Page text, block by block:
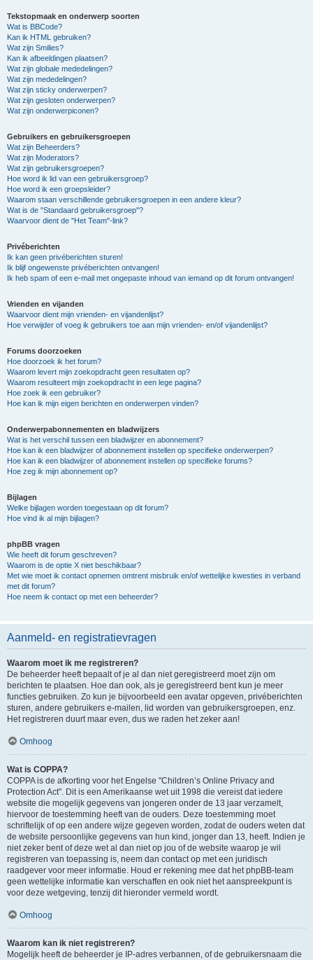
Tekstopmaak en onderwerp soorten
Wat is BBCode?
Kan ik HTML gebruiken?
Wat zijn Smilies?
Kan ik afbeeldingen plaatsen?
Wat zijn globale mededelingen?
Wat zijn mededelingen?
Wat zijn sticky onderwerpen?
Wat zijn gesloten onderwerpen?
Wat zijn onderwerpiconen?
Gebruikers en gebruikersgroepen
Wat zijn Beheerders?
Wat zijn Moderators?
Wat zijn gebruikersgroepen?
Hoe word ik lid van een gebruikersgroep?
Hoe word ik een groepsleider?
Waarom staan verschillende gebruikersgroepen in een andere kleur?
Wat is de "Standaard gebruikersgroep"?
Waarvoor dient de "Het Team"-link?
Privéberichten
Ik kan geen privéberichten sturen!
Ik blijf ongewenste privéberichten ontvangen!
Ik heb spam of een e-mail met ongepaste inhoud van iemand op dit forum ontvangen!
Vrienden en vijanden
Waarvoor dient mijn vrienden- en vijandenlijst?
Hoe verwijder of voeg ik gebruikers toe aan mijn vrienden- en/of vijandenlijst?
Forums doorzoeken
Hoe doorzoek ik het forum?
Waarom levert mijn zoekopdracht geen resultaten op?
Waarom resulteert mijn zoekopdracht in een lege pagina?
Hoe zoek ik een gebruiker?
Hoe kan ik mijn eigen berichten en onderwerpen vinden?
Onderwerpabonnementen en bladwijzers
Wat is het verschil tussen een bladwijzer en abonnement?
Hoe kan ik een bladwijzer of abonnement instellen op specifieke onderwerpen?
Hoe kan ik een bladwijzer of abonnement instellen op specifieke forums?
Hoe zeg ik mijn abonnement op?
Bijlagen
Welke bijlagen worden toegestaan op dit forum?
Hoe vind ik al mijn bijlagen?
phpBB vragen
Wie heeft dit forum geschreven?
Waarom is de optie X niet beschikbaar?
Met wie moet ik contact opnemen omtrent misbruik en/of wettelijke kwesties in verband
met dit forum?
Hoe neem ik contact op met een beheerder?
Aanmeld- en registratievragen
Waarom moet ik me registreren?
De beheerder heeft bepaalt of je al dan niet geregistreerd moet zijn om
berichten te plaatsen. Hoe dan ook, als je geregistreerd bent kun je meer
functies gebruiken. Zo kun je bijvoorbeeld een avatar opgeven, privéberichten
sturen, andere gebruikers e-mailen, lid worden van gebruikersgroepen, enz.
Het registreren duurt maar even, dus we raden het zeker aan!
Omhoog
Wat is COPPA?
COPPA is de afkorting voor het Engelse "Children’s Online Privacy and
Protection Act". Dit is een Amerikaanse wet uit 1998 die vereist dat iedere
website die mogelijk gegevens van jongeren onder de 13 jaar verzamelt,
hiervoor de toestemming heeft van de ouders. Deze toestemming moet
schriftelijk of op een andere wijze gegeven worden, zodat de ouders weten dat
de website persoonlijke gegevens van hun kind, jonger dan 13, heeft. Indien je
niet zeker bent of deze wet al dan niet op jou of de website waarop je wil
registreren van toepassing is, neem dan contact op met een juridisch
raadgever voor meer informatie. Houd er rekening mee dat het phpBB-team
geen wettelijke informatie kan verschaffen en ook niet het aanspreekpunt is
voor deze wetgeving, tenzij dit hieronder vermeld wordt.
Omhoog
Waarom kan ik niet registreren?
Mogelijk heeft de beheerder je IP-adres verbannen, of de gebruikersnaam die